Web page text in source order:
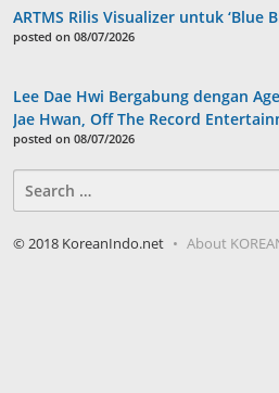
ARTMS Rilis Visualizer untuk ‘Blue
posted on 08/07/2026
Lee Dae Hwi Bergabung dengan
Jae Hwan, Off The Record
posted on 08/07/2026
for:
© 2018 KoreanIndo.net About